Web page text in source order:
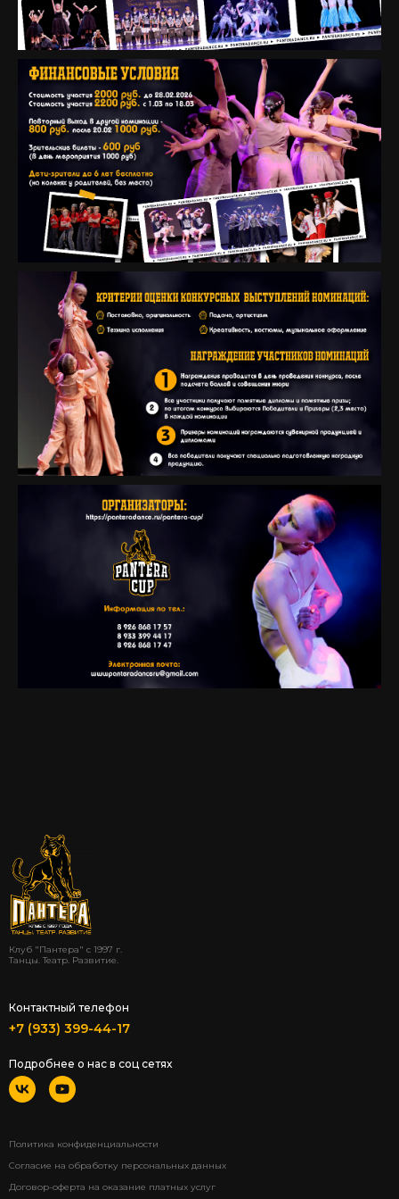
Клуб "Пантера" с 1997 г.
Танцы. Театр. Развитие.
Подробнее о нас в соц сетях
+7 (933) 399-44-17
Контактный телефон
Политика конфиденциальности
Согласие на обработку персональных данных
Договор-оферта на оказание платных услуг